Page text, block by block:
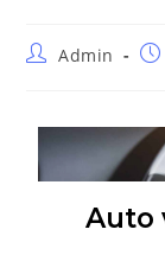
Admin
Auto